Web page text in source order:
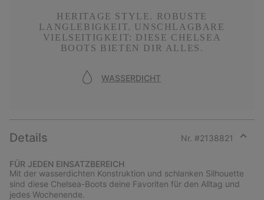
HERITAGE STYLE. ROBUSTE
LANGLEBIGKEIT. UNSCHLAGBARE
VIELSEITIGKEIT: DIESE CHELSEA
BOOTS BIETEN DIR ALLES.
WASSERDICHT
Details Nr. #2138821
section
FÜR JEDEN EINSATZBEREICH
Mit der wasserdichten Konstruktion und schlanken Silhouette
sind diese Chelsea-Boots deine Favoriten für den Alltag und
jedes Wochenende.